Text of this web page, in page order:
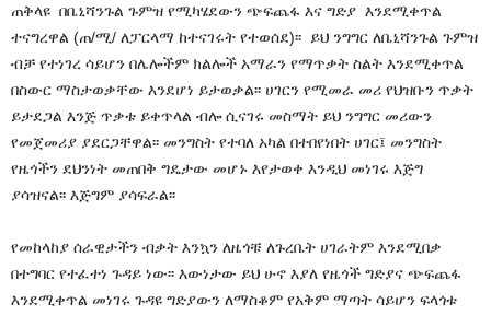
ጠቅላዩ በቤኒሻንጉል ጉምዝ የሚካሄደውን ጭፍጨፋ እና ግድያ እንደሚቀጥል
ተናግረዋል (ጠ/ሚ/ ለፓርላማ ከተናገሩት የተወሰደ)፡፡ ይህ ንግግር ለቤኒሻንጉል ጉምዝ
ብቻ የተነገረ ሳይሆን በሌሎችም ክልሎች አማራን የማጥቃት ስልት እንደሚቀጥል
በስውር ማስታወቃቸው እንደሆነ ይታወቃል፡፡ ሀገርን የሚመራ መሪ የህዝቡን ጥቃት
ይታደጋል እንጅ ጥቃቱ ይቀጥላል ብሎ ሲናገሩ መስማት ይህ ንግግር መሪውን
የመጀመሪያ ያደርጋቸዋል፡፡ መንግስት የተባለ አካል በተበየነበት ሀገር፤ መንግስት
የዜጎችን ደህንነት መጠበቅ ግዴታው መሆኑ እየታወቀ እንዲህ መነገሩ እጅግ
ያሳዝናል፡፡ እጅግም ያሳፍራል፡፡
የመከላከያ ሰራዊታችን ብቃት እንኳን ለዜጎቹ ለጉረቤት ሀገራትም እንደሚበቃ
በተግባር የተፈተነ ጉዳይ ነው፡፡ እውነታው ይህ ሁኖ እያለ የዜጎች ግድያና ጭፍጨፋ
እንደሚቀጥል መነገሩ ጉዳዩ ግድያውን ለማስቆም የአቅም ማጣት ሳይሆን ፍላጎቱ